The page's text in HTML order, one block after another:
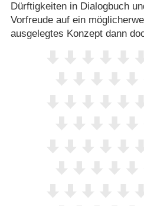
Dürftigkeiten in Dialogbuch
Vorfreude auf ein
ausgelegtes Konzept dann